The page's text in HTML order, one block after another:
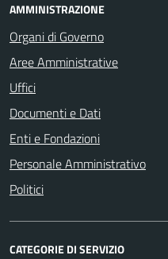
AMMINISTRAZIONE
Organi di Governo
Aree Amministrative
Uffici
Documenti e Dati
Enti e Fondazioni
Personale Amministrativo
Politici
CATEGORIE DI SERVIZIO